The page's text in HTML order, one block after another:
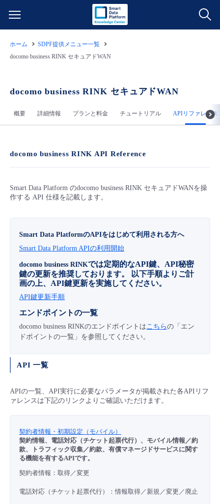
サービス一覧
モニタリング/監査
サポート
管理機能
すべてのメニューを見る
IoT
モニタリング/監査
サポート
管理機能
すべてのメニューを見る
クラウド/サーバー
ネットワーク
IoT
モニタリング/監査
サポート
すべてのメニューを見る
- 管理機能
- 新規お申し込み方法
- 初期設定・確認
- 登録情報の管理
- APIリファレンス
■ 基本構築ガイド
- Flexible InterConnect
- バックアップ
- セキュリティ・監査
- データと分析
- IoT
- マルチクラウド利用
- リモートワーク
- ITインフラストラクチャー
故障/メンテナンス情報
サービス稼働状況
故障/メンテナンス履歴
メンテナンス予定
定期メンテナンス
販売パートナー向けプログラム
協業パートナー
トレーニング/操作動画
脱炭素化
ホーム
SDPF提供メニュー一覧
docomo business RINK セキュアドWAN
docomo business RINK セキュアドWAN
概要 詳細情報 プランと料金 チュートリアル APIリファレンス
docomo business RINK API Reference
Smart Data Platform のdocomo business RINK セキュアドWANを操
作する API 仕様を記載します。
Smart Data PlatformのAPIをはじめて利用される方へ
Smart Data Platform APIの利用開始
docomo business RINKでは定期的なAPI鍵、API秘密
鍵の更新を推奨しております。 以下手順よりご計
画の上、API鍵更新を実施してください。
API鍵更新手順
エンドポイントの一覧
docomo business RINKのエンドポイントはこちらの「エン
ドポイントの一覧」を参照してください。
API 一覧
APIの一覧、API実行に必要なパラメータが掲載された各APIリフ
ァレンスは下記のリンクよりご確認いただけます。
契約者情報・初期設定（モバイル）
契約情報、電話対応（チケット起票代行）、モバイル情報／約
款、トラフィック収集／約款、有償マネージドサービスに関す
る機能を有するAPIです。
契約者情報：取得／変更
電話対応（チケット起票代行）：情報取得／新規／変更／廃止